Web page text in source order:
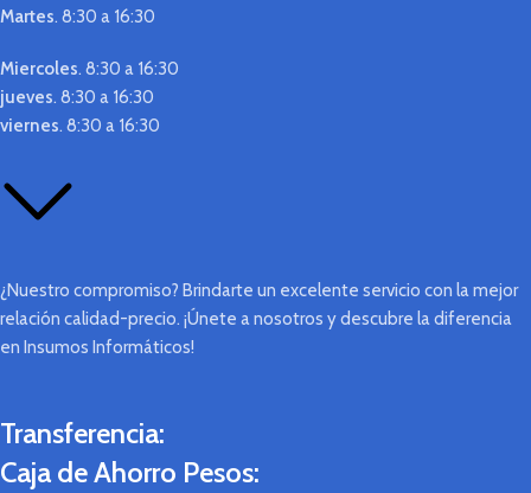
Martes. 8:30 a 16:30
Miercoles. 8:30 a 16:30
jueves. 8:30 a 16:30
viernes. 8:30 a 16:30
¿Nuestro compromiso? Brindarte un excelente servicio con la mejor
relación calidad-precio. ¡Únete a nosotros y descubre la diferencia
en Insumos Informáticos!
Transferencia:
Caja de Ahorro Pesos: